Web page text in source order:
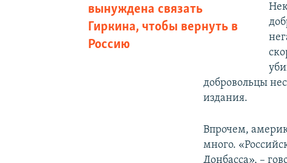
вынуждена связать
Гиркина, чтобы вернуть в
Россию
добровольцы
издания.
Впрочем,
много.
Донбасса», –